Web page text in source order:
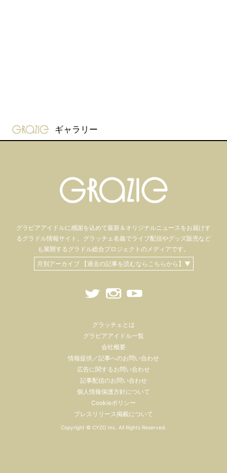
gravure-grazie
ギャラリー
グラビアアイドルに感謝を込めて最新＆オリジナルニュースをお届けす
るグラドル情報サイト。 グラッチェ名義でライブ配信やグッズ販売など
も 展開するグラドル総合プロジェクトのメディアです。
月別アーカイブ 【過去の記事を読むならこちらから】▼
グラッチェとは
グラビアアイドル一覧
会社概要
情報提供／記事へのお問い合わせ
広告に関するお問い合わせ
記事配信のお問い合わせ
個人情報保護方針について
Cookieポリシー
プレスリリース掲載について
Copyright © CYZO Inc. All Rights Reserved.